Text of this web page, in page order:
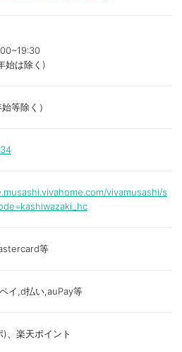
始は除く)
等除く）
vivamusashi/s
等
イ,d払い,auPay等
、楽天ポイント